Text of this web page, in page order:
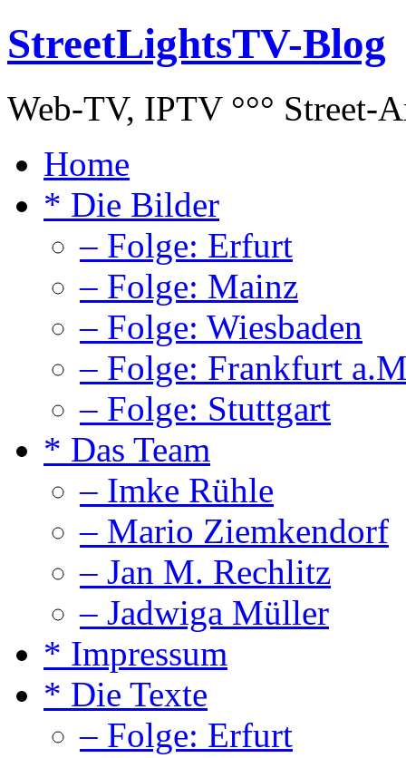
StreetLightsTV-Blog
Web-TV, IPTV °°° Street-
Home
* Die Bilder
– Folge: Erfurt
– Folge: Mainz
– Folge: Wiesbaden
– Folge: Frankfurt
– Folge: Stuttgart
* Das Team
– Imke Rühle
– Mario Ziemkendorf
– Jan M. Rechlitz
– Jadwiga Müller
* Impressum
* Die Texte
– Folge: Erfurt